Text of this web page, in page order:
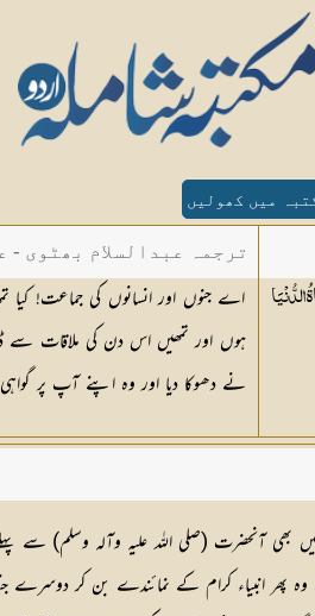
میں کھولیں
الدُّنْيَا
ترجمہ عبدالسلام بھٹوی -
اے جنوں اور انسانوں کی جماعت!
ہوں اور تمھیں اس دن کی ملاقات سے
نے دھوکا دیا اور وہ اپنے آپ پر
آنحضرت (صلی اللہ علیہ وآلہ وسلم) سے
وہ پھر انبیاء کرام کے نمائندے بن کر